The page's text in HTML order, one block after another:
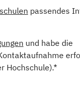
passendes
und habe die
Hochschule).*